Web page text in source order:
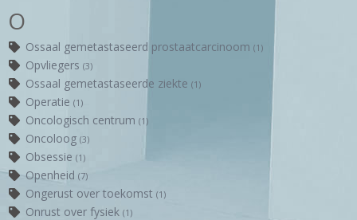
O
Ossaal gemetastaseerd prostaatcarcinoom(1)
Opvliegers(3)
Ossaal gemetastaseerde ziekte(1)
Operatie(1)
Oncologisch centrum(1)
Oncoloog(3)
Obsessie(1)
Openheid(7)
Ongerust over toekomst(1)
Onrust over fysiek(1)